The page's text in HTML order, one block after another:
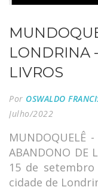
LONDRINA
LIVROS
Por OSWALDO
Julho/2022
MUNDOQUELÊ
ABANDONO DE
15 de
cidade de